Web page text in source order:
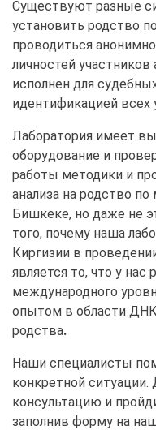
Существуют разные
установить родство
проводиться
личностей
исполнен для
идентификацией всех
Лаборатория имеет
оборудование и
работы методики и
анализа на родство
Бишкеке, но даже не
того, почему наша
Киргизии в
является то, что у
международного
опытом в области
родства.
Наши специалисты
конкретной ситуации.
консультацию и
заполнив форму на